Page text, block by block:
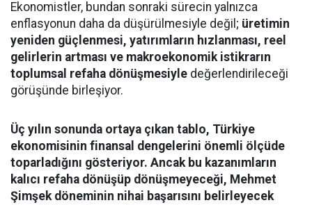
Ekonomistler, bundan sonraki sürecin yalnızca
enflasyonun daha da düşürülmesiyle değil; üretimin
yeniden güçlenmesi, yatırımların hızlanması, reel
gelirlerin artması ve makroekonomik istikrarın
toplumsal refaha dönüşmesiyle değerlendirileceği
görüşünde birleşiyor.
Üç yılın sonunda ortaya çıkan tablo, Türkiye
ekonomisinin finansal dengelerini önemli ölçüde
toparladığını gösteriyor. Ancak bu kazanımların
kalıcı refaha dönüşüp dönüşmeyeceği, Mehmet
Şimşek döneminin nihai başarısını belirleyecek